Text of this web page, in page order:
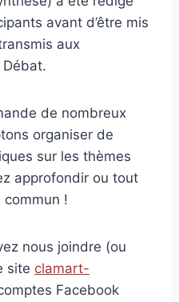
avant d’être mis
aux
de nombreux
organiser de
sur les thèmes
approfondir ou tout
!
nous joindre (ou
site clamart-
Facebook